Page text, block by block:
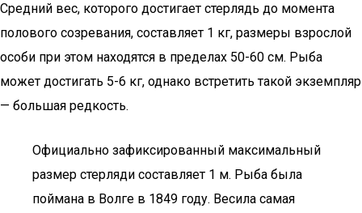
Средний вес, которого достигает стерлядь до момента
полового созревания, составляет 1 кг, размеры взрослой
особи при этом находятся в пределах 50-60 см. Рыба
может достигать 5-6 кг, однако встретить такой экземпляр
— большая редкость.
Официально зафиксированный максимальный
размер стерляди составляет 1 м. Рыба была
поймана в Волге в 1849 году. Весила самая